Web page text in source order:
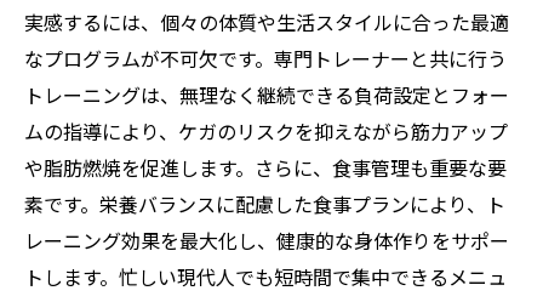
ナルトレーナーが選ぶ最適プログラム紹介
新しい自分に挑戦！夏までに間に合うトレーニ
ングで充実した毎日を送ろう
実感するには、個々の体質や生活スタイルに合った最適
なプログラムが不可欠です。専門トレーナーと共に行う
トレーニングは、無理なく継続できる負荷設定とフォー
ムの指導により、ケガのリスクを抑えながら筋力アップ
や脂肪燃焼を促進します。さらに、食事管理も重要な要
素です。栄養バランスに配慮した食事プランにより、ト
レーニング効果を最大化し、健康的な身体作りをサポー
トします。忙しい現代人でも短時間で集中できるメニュ